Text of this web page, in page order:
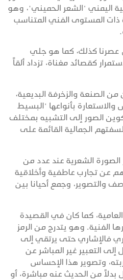
اليمني "الشعر الحميني"، وهو
ذات المستوى الفني المتناسب
كذلك، كما هو جلي
كقصائد مغناة، تزداد ألقاً
الصنعة والزخرفة البديعية،
بأنواعها "البسيط
الصور إلى التشبيه بمختلف
الجمالية القائمة على
الصورة الشعرية عند عدد من
عن تجارب عاطفية وأخلاقية
والتصوير، وجمع أحيانا بين
كما كان في القصيدة
الفنية. وهو يتدرج من الرمز
فالإشاري حتى يرتقي إلى
التعبير غير المباشر عن
وتصوير هذا الإحساس
من الحديث عنه مباشرة، أو